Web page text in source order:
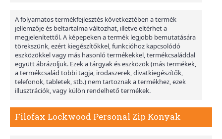
A folyamatos termékfejlesztés következtében a termék
jellemzője és beltartalma változhat, illetve eltérhet a
megjelenítettől. A képepeken a termék legjobb bemutatására
törekszünk, ezért kiegészítőkkel, funkcióhoz kapcsolódó
eszközökkel vagy más hasonló termékekkel, termékcsaláddal
együtt ábrázoljuk. Ezek a tárgyak és eszközök (más termékek,
a termékcsalád többi tagja, irodaszerek, divatkiegészítők,
telefonok, tabletek, stb.) nem tartoznak a termékhez, ezek
illusztrációk, vagy külön rendelhető termékek.
Filofax Lockwood Personal Zip Konyak